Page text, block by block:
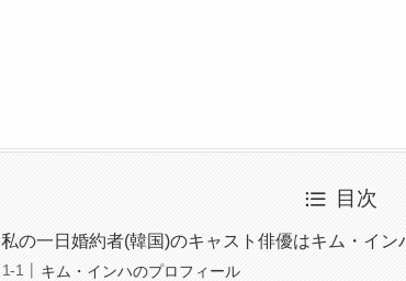
目次
私の一日婚約者(韓国)のキャスト俳優はキム・イン
キム・インハのプロフィール